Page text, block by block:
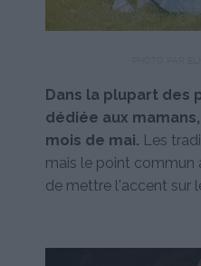
Dans la plupart des
dédiée aux
mois de mai. Les
mais le point commun
de mettre l'accent sur